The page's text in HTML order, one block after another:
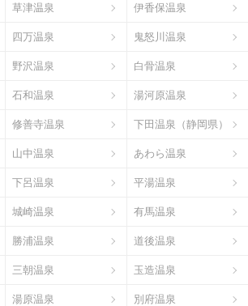
草津温泉 伊香保温泉
四万温泉 鬼怒川温泉
野沢温泉 白骨温泉
石和温泉 湯河原温泉
修善寺温泉 下田温泉（静岡県）
山中温泉 あわら温泉
下呂温泉 平湯温泉
城崎温泉 有馬温泉
勝浦温泉 道後温泉
三朝温泉 玉造温泉
湯原温泉 別府温泉